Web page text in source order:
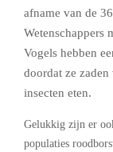
afname van de
Wetenschappers
Vogels hebben
doordat ze
insecten eten.
Gelukkig zijn er
populaties